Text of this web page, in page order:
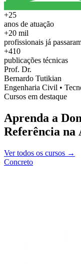
+25
anos de atuação
+20 mil
profissionais já
+410
publicações técnicas
Prof. Dr.
Bernardo Tutikian
Engenharia Civil •
Cursos em destaque
Aprenda a
Referência na
Ver todos os cursos →
Concreto